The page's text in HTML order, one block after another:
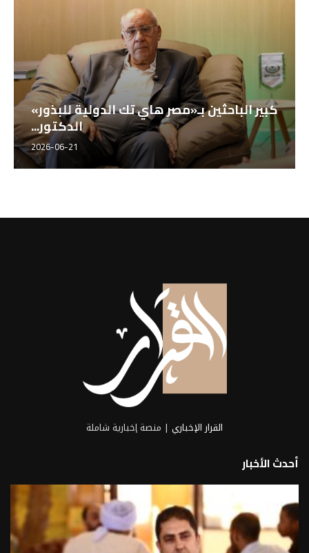
كبير الباحثين بـ«مصر هاي تك الدولية للبذور»
الدكتور...
2026-06-21
القرار الإخباري | منصة إخبارية شاملة
أحدث الأخبار